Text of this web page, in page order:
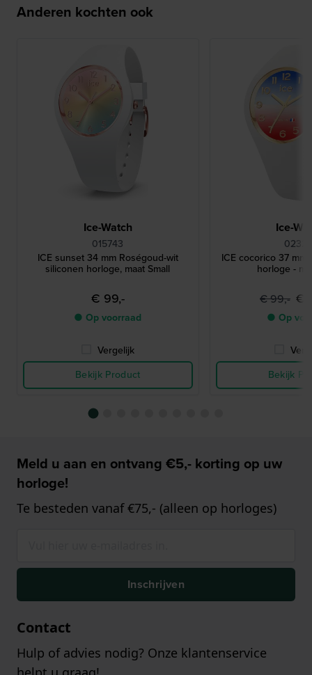
Anderen kochten ook
Ice-Watch
015743
ICE sunset 34 mm Roségoud-wit
siliconen horloge, maat Small
€ 99,-
● Op voorraad
Vergelijk
Bekijk Product
Ice-
ICE cocorico 37
horloge -
€ 99,- €
● Op
Bekijk
Meld u aan en ontvang €5,- korting op uw
horloge!
Te besteden vanaf €75,- (alleen op horloges)
Inschrijven
Contact
Hulp of advies nodig? Onze klantenservice